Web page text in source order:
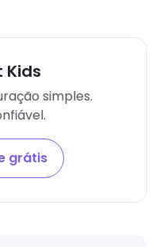
Kids
simples.
grátis